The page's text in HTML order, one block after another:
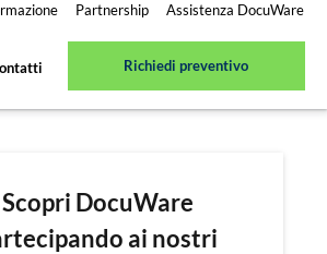
Partnership Assistenza DocuWare
Richiedi preventivo
Scopri DocuWare
ai nostri